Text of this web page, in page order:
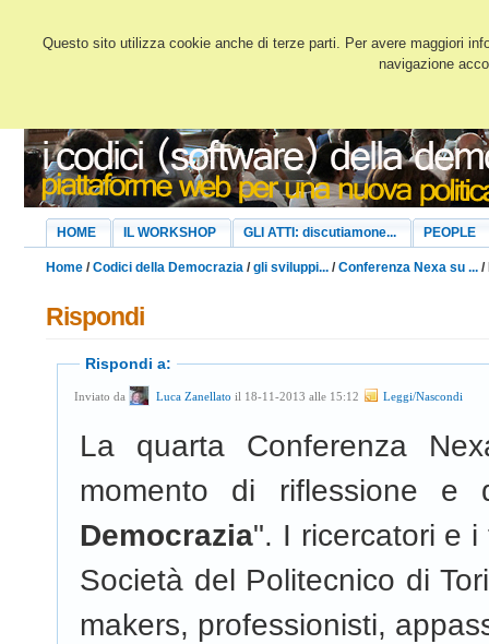
Questo sito utilizza cookie anche di terze parti. Per avere maggiori
navigazione
HOME IL WORKSHOP GLI ATTI: discutiamone... PEOPLE
Home /Codici della Democrazia /gli sviluppi... /Conferenza Nexa su ... /
Rispondi
Rispondi a:
Inviato da Luca Zanellato il 18-11-2013 alle 15:12 Leggi/Nascondi
La quarta Conferenza
momento di riflessione e
Democrazia". I ricercatori e
Società del Politecnico di
makers, professionisti,